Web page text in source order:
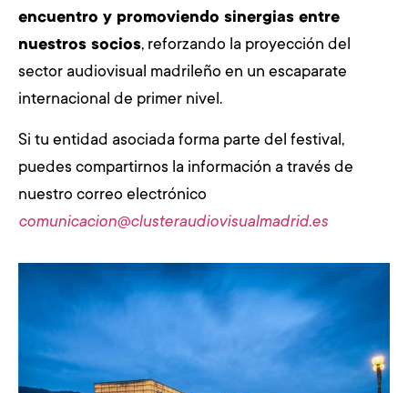
encuentro y promoviendo sinergias entre
nuestros socios, reforzando la proyección del
sector audiovisual madrileño en un escaparate
internacional de primer nivel.
Si tu entidad asociada forma parte del festival,
puedes compartirnos la información a través de
nuestro correo electrónico
comunicacion@clusteraudiovisualmadrid.es